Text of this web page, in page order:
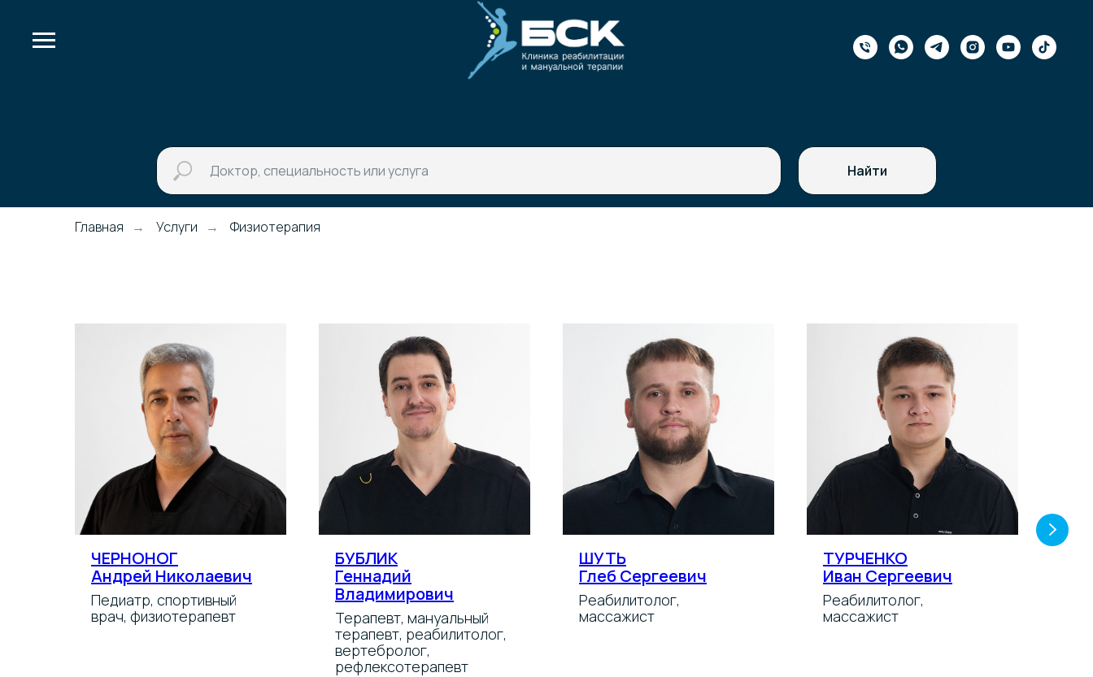
Найти
Главная → Услуги → Физиотерапия
ЧЕРНОНОГ
Андрей Николаевич
Педиатр, спортивный
врач, физиотерапевт
БУБЛИК
Геннадий
Владимирович
Терапевт, мануальный
терапевт, реабилитолог,
вертебролог,
рефлексотерапевт
ШУТЬ
Глеб Сергеевич
Реабилитолог,
массажист
ТУРЧЕНКО
Иван Сергеевич
Реабилитолог,
массажист